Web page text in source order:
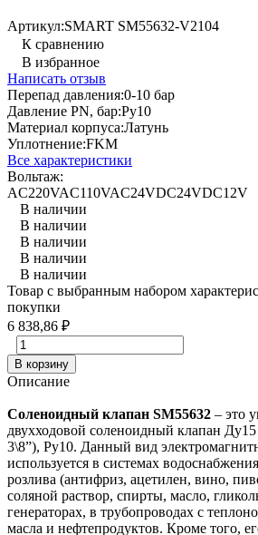
Артикул:SMART SM55632-V2104
К сравнению
В избранное
Написать отзыв
Перепад давления:0-10 бар
Давление PN, бар:Ру10
Материал корпуса:Латунь
Уплотнение:FKM
Все характеристики
Вольтаж:
AC220VAC110VAC24VDC24VDC12V
В наличии
В наличии
В наличии
В наличии
В наличии
Товар с выбранным набором
покупки
6 838,86 ₽
В корзину
Описание
Соленоидный клапан SM55632 – это
двухходовой соленоидный клапан
3\8”), Ру10. Данный вид
используется в системах
розлива (антифриз, ацетилен, вино,
соляной раствор, спирты, масло,
генераторах, в трубопроводах с
масла и нефтепродуктов. Кроме того,